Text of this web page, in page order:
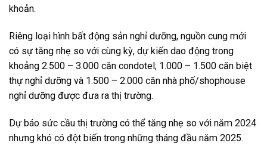
khoản.
Riêng loại hình bất động sản nghỉ dưỡng, nguồn cung mới
có sự tăng nhẹ so với cùng kỳ, dự kiến dao động trong
khoảng 2.500 – 3.000 căn condotel; 1.000 – 1.500 căn biệt
thự nghỉ dưỡng và 1.500 – 2.000 căn nhà phố/shophouse
nghỉ dưỡng được đưa ra thị trường.
Dự báo sức cầu thị trường có thể tăng nhẹ so với năm 2024
nhưng khó có đột biến trong những tháng đầu năm 2025.